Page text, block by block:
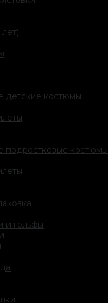
детские костюмы
подростковые костюмы
и гольфы